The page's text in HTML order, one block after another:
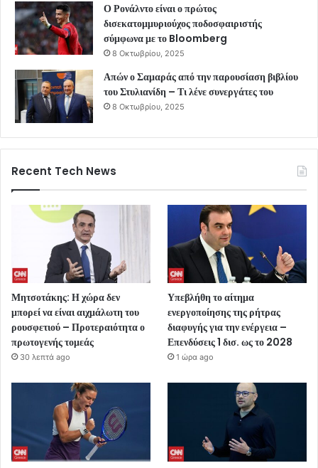
Ο Ρονάλντο είναι ο πρώτος
δισεκατομμυριούχος ποδοσφαιριστής
σύμφωνα με το Bloomberg
8 Οκτωβρίου, 2025
Απών ο Σαμαράς από την παρουσίαση βιβλίου
του Στυλιανίδη – Τι λένε συνεργάτες του
8 Οκτωβρίου, 2025
Recent Tech News
Μητσοτάκης: Η χώρα δεν
μπορεί να είναι αιχμάλωτη του
ρουσφετιού – Προτεραιότητα ο
πρωτογενής τομεάς
30 λεπτά ago
Υπεβλήθη το αίτημα
ενεργοποίησης της ρήτρας
διαφυγής για την ενέργεια –
Επενδύσεις 1 δισ. ως το 2028
1 ώρα ago